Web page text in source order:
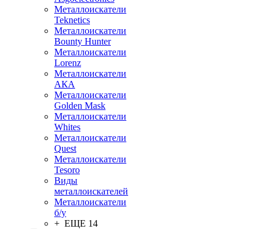
Металлоискатели
Teknetics
Металлоискатели
Bounty Hunter
Металлоискатели
Lorenz
Металлоискатели
АКА
Металлоискатели
Golden Mask
Металлоискатели
Whites
Металлоискатели
Quest
Металлоискатели
Tesoro
Виды
металлоискателей
Металлоискатели
б/у
+ ЕЩЕ 14